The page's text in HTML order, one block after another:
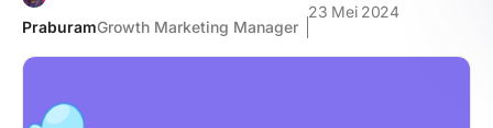
PraburamGrowth Marketing Manager
23 Mei 2024